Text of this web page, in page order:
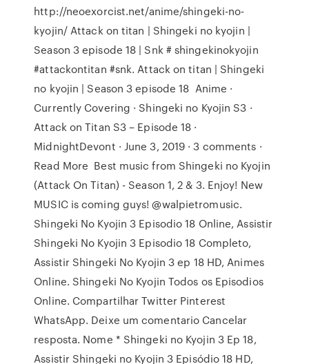
http://neoexorcist.net/anime/shingeki-no-
kyojin/ Attack on titan | Shingeki no kyojin |
Season 3 episode 18 | Snk # shingekinokyojin
#attackontitan #snk. Attack on titan | Shingeki
no kyojin | Season 3 episode 18 Anime ·
Currently Covering · Shingeki no Kyojin S3 ·
Attack on Titan S3 – Episode 18 ·
MidnightDevont · June 3, 2019 · 3 comments ·
Read More Best music from Shingeki no Kyojin
(Attack On Titan) - Season 1, 2 & 3. Enjoy! New
MUSIC is coming guys! @walpietromusic.
Shingeki No Kyojin 3 Episodio 18 Online, Assistir
Shingeki No Kyojin 3 Episodio 18 Completo,
Assistir Shingeki No Kyojin 3 ep 18 HD, Animes
Online. Shingeki No Kyojin Todos os Episodios
Online. Compartilhar Twitter Pinterest
WhatsApp. Deixe um comentario Cancelar
resposta. Nome * Shingeki no Kyojin 3 Ep 18,
Assistir Shingeki no Kyojin 3 Episódio 18 HD,